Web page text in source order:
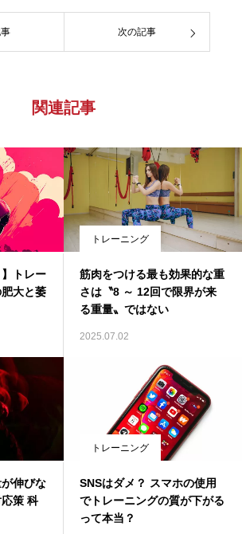
次の記事
関連記事
】トレー
大と萎
トレーニング
筋肉をつける最も効果的な重
さは〝8 ～ 12回で限界が来
る重量〟ではない
2025.07.02
伸びな
策 科
トレーニング
SNSはダメ？ スマホの使用
でトレーニングの質が下がる
って本当？